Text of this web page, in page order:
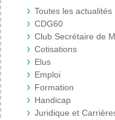
Toutes les actualités
CDG60
Club Secrétaire de
Cotisations
Elus
Emploi
Formation
Handicap
Juridique et